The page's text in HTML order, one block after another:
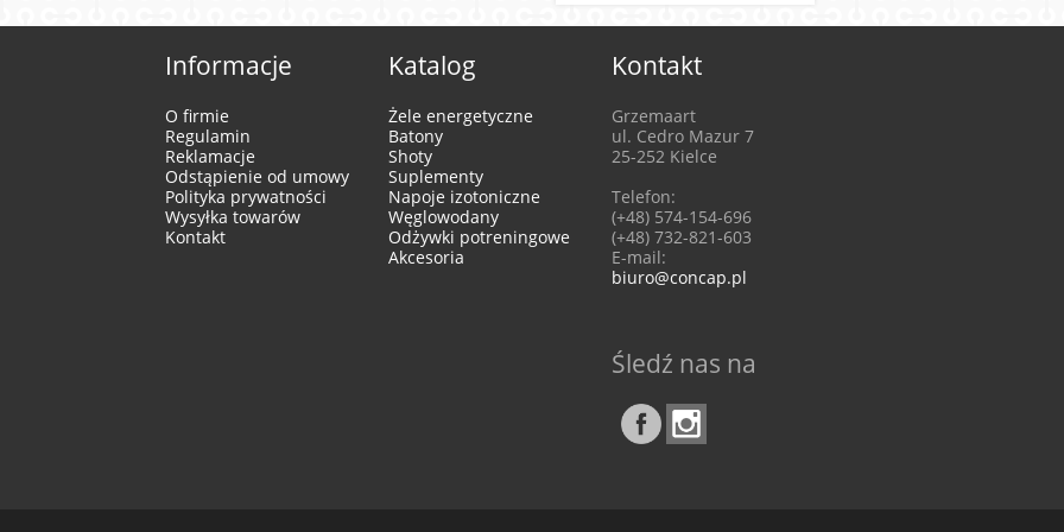
Informacje
O firmie
Regulamin
Reklamacje
Odstąpienie od umowy
Polityka prywatności
Wysyłka towarów
Kontakt
Katalog
Żele energetyczne
Batony
Shoty
Suplementy
Napoje izotoniczne
Węglowodany
Odżywki potreningowe
Akcesoria
Kontakt
Grzemaart
ul. Cedro Mazur 7
25-252 Kielce
Telefon:
(+48) 574-154-696
(+48) 732-821-603
E-mail:
biuro@concap.pl
Śledź nas na